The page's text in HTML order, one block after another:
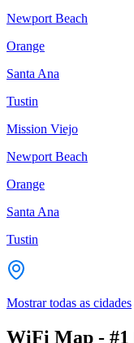
Newport Beach
Orange
Santa Ana
Tustin
Mission Viejo
Newport Beach
Orange
Santa Ana
Tustin
Mostrar todas as cidades
WiFi Map -